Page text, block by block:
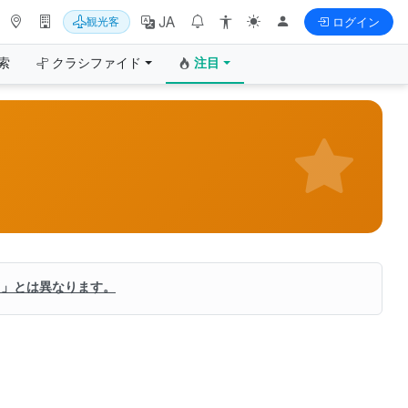
観光客 JA ログイン
クラシファイド 注目
とは異なります。